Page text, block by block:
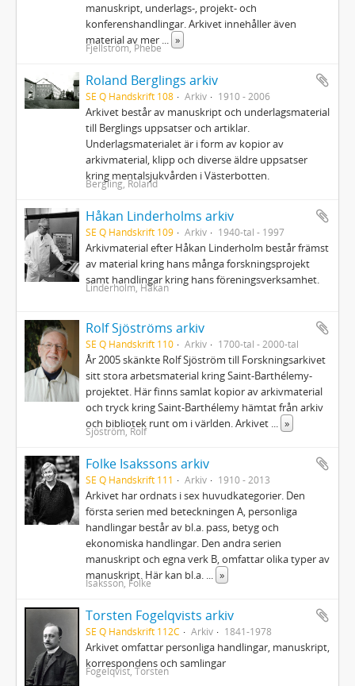
manuskript, underlags‐, projekt‐ och
konferenshandlingar. Arkivet innehåller även
material av mer ... »
Fjellström, Phebe
Roland Berglings arkiv
SE Q Handskrift 108 Arkiv 1910 - 2006
Arkivet består av manuskript och underlagsmaterial
till Berglings uppsatser och artiklar.
Underlagsmaterialet är i form av kopior av
arkivmaterial, klipp och diverse äldre uppsatser
kring mentalsjukvården i Västerbotten.
Bergling, Roland
Håkan Linderholms arkiv
SE Q Handskrift 109 Arkiv 1940-tal - 1997
Arkivmaterial efter Håkan Linderholm består främst
av material kring hans många forskningsprojekt
samt handlingar kring hans föreningsverksamhet.
Linderholm, Håkan
Rolf Sjöströms arkiv
SE Q Handskrift 110 Arkiv 1700-tal - 2000-tal
År 2005 skänkte Rolf Sjöström till Forskningsarkivet
sitt stora arbetsmaterial kring Saint-Barthélemy-
projektet. Här finns samlat kopior av arkivmaterial
och tryck kring Saint-Barthélemy hämtat från arkiv
och bibliotek runt om i världen. Arkivet ... »
Sjöström, Rolf
Folke Isakssons arkiv
SE Q Handskrift 111 Arkiv 1910 - 2013
Arkivet har ordnats i sex huvudkategorier. Den
första serien med beteckningen A, personliga
handlingar består av bl.a. pass, betyg och
ekonomiska handlingar. Den andra serien
manuskript och egna verk B, omfattar olika typer av
manuskript. Här kan bl.a. ... »
Isaksson, Folke
Torsten Fogelqvists arkiv
SE Q Handskrift 112C Arkiv 1841-1978
Arkivet omfattar personliga handlingar, manuskript,
korrespondens och samlingar
Fogelqvist, Torsten